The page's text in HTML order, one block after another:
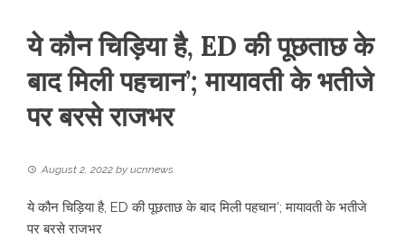
ये कौन चिड़िया है, ED की पूछताछ के
बाद मिली पहचान’; मायावती के भतीजे
पर बरसे राजभर
August 2, 2022 by ucnnews
ये कौन चिड़िया है, ED की पूछताछ के बाद मिली पहचान’; मायावती के भतीजे
पर बरसे राजभर